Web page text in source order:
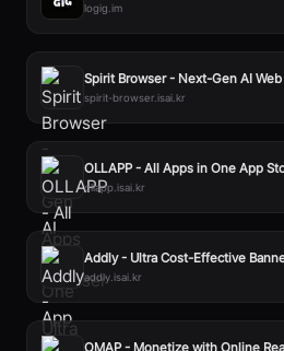
logig.im
Spirit Browser - Next-Gen AI
spirit-browser.isai.kr
OLLAPP - All Apps in One App
ollapp.isai.kr
Addly - Ultra Cost-Effective
addly.isai.kr
OMAP - Monetize with Online